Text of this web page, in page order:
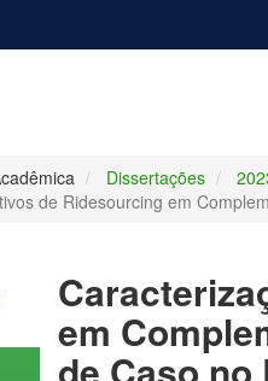
Dissertações
de Ridesourcing em
em
de Caso no